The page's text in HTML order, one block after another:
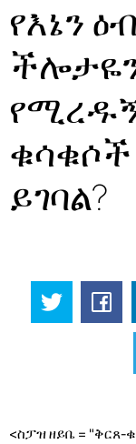
የእኔን
ይገባል?
<ስፓዝ ዘይቤ = "ቅርጸ-